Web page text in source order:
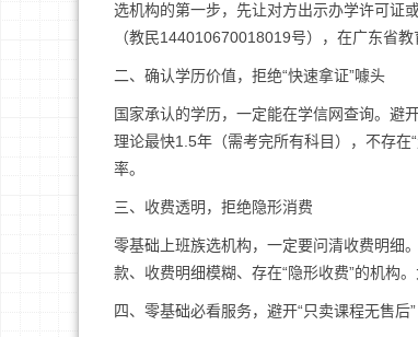
选机构的第一步，先让对方出示办学许可证
（教民144010670018019号），在广东省
二、确认学历价值，拒绝“快速拿证”噱头
国家承认的学历，一定能在学信网查询。避
理论最快1.5年（需考完所有科目），不存在
率。
三、收费透明，拒绝隐形消费
零基础上班族选机构，一定要问清收费明细
款、收费明细模糊、存在“隐形收费”的机构
四、零基础必看服务，避开“只卖课程无售后”